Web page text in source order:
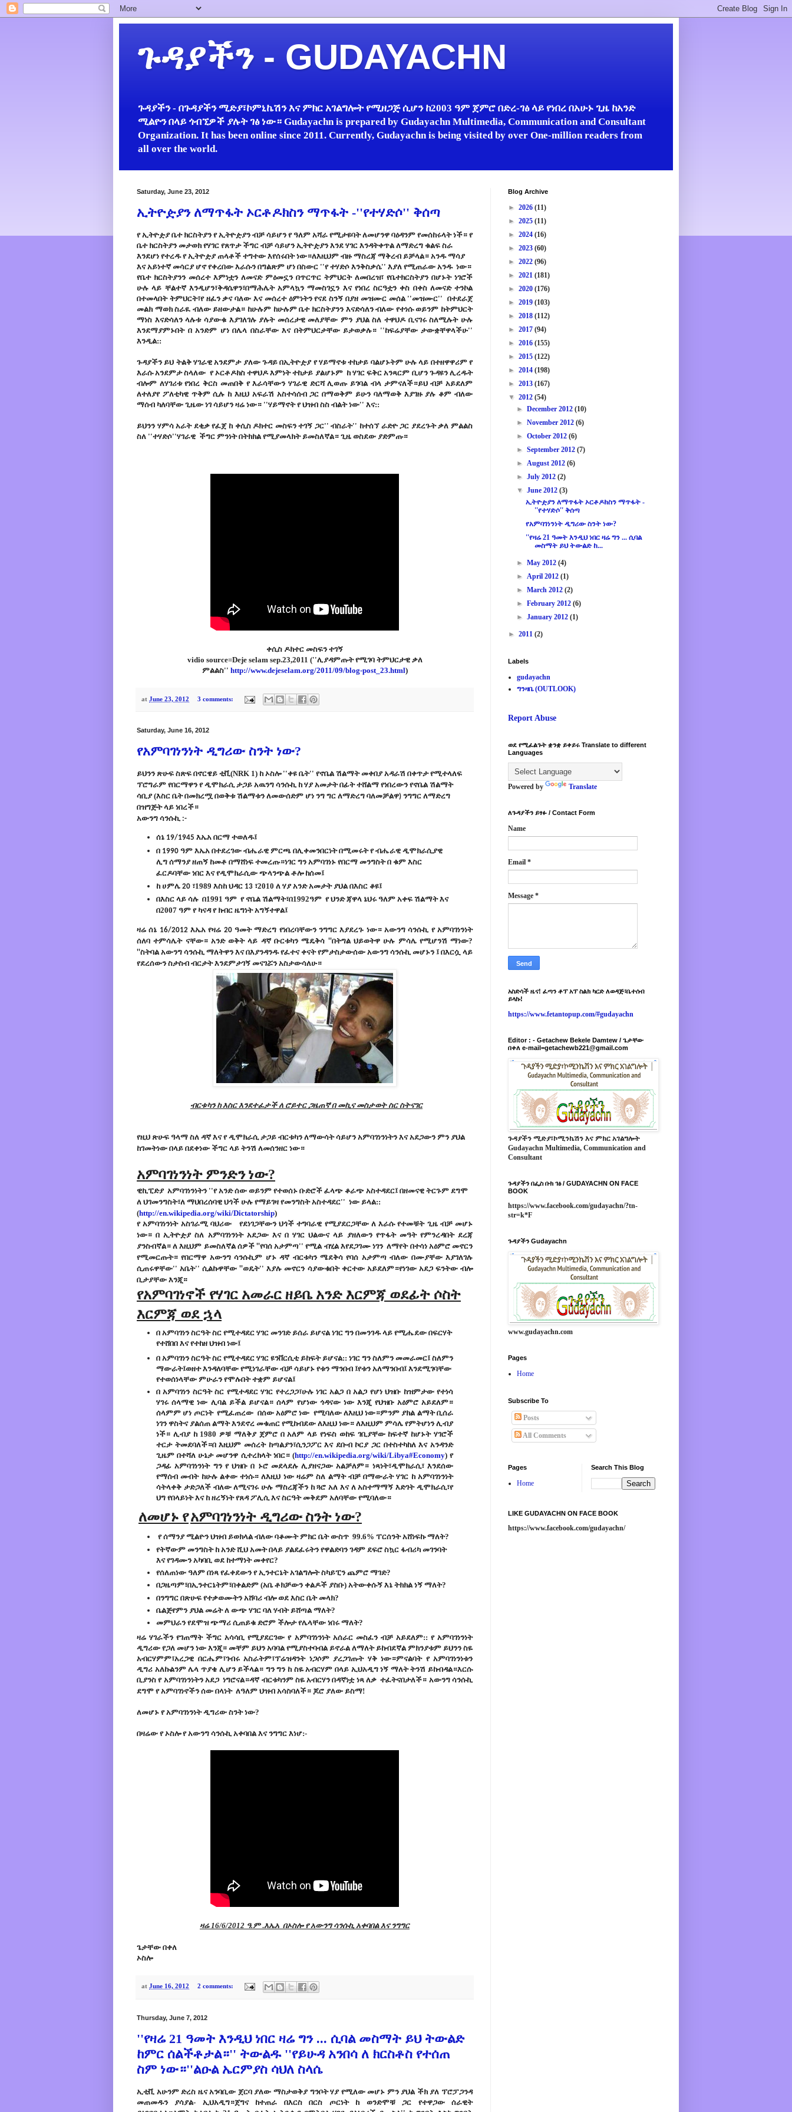
ጉዳያችን - GUDAYACHN
ጉዳያችን - በጉዳያችን ሚድያ፣ኮምኒኬሽን እና ምክር አገልግሎት የሚዘጋጅ ሲሆን ከ2003 ዓም ጀምሮ በድረ-ገፅ ላይ የነበረ በአሁኑ ጊዜ ከአንድ
ሚልዮን በላይ ጎብኚዎች ያሉት ገፅ ነው። Gudayachn is prepared by Gudayachn Multimedia, Communication and Consultant
Organization. It has been online since 2011. Currently, Gudayachn is being visited by over One-million readers from
all over the world.
Saturday, June 23, 2012
ኢትዮዽያን ለማጥፋት ኦርቶዶክስን ማጥፋት -''የተሃድሶ'' ቅሰጣ
የ ኢትዮዽያ ቤተ ክርስትያን የ ኢትዮዽያን ብቻ ሳይሆን የ ዓለም አሻራ የሚታዩባት ለመሆንዋ ባዕዳንም የመሰከሩላት ነች። የ
ቤተ ክርስትያን መታወክ የሃገር የጸጥታ ችግር ብቻ ሳይሆን ኢትዮዽያን እንደ ሃገር እንዳትቀጥል ለማድረግ ቁልፍ ስራ
እንደሆነ የተረዱ የ ኢትዮዽያ ጠላቶች ተግተው እየሰሩበት ነው።ለእዚህም ብዙ ማስረጃ ማቅረብ ይቻላል። አንዱ ማሳያ
እና አይነተኛ መሳርያ ሆኖ የቀረበው እራሱን በግልጽም ሆነ በስውር ''የ ተሃድሶ እንቅስቃሴ'' እያለ የሚጠራው አንዱ ነው።
የቤተ ክርስትያንን መሰረተ እምነቷን ለመናድ ምዕመኗን በጥርጥር ትምህርት ለመበረዝ፣ የቤተክርስትያን በሆኑት ነገሮች
ሁሉ ላይ ቸልተኛ እንዲሆን፣ቅዳሴዋን፣በማሕሌት አምላኳን ማመስገኗን እና የነበረ ስርዓቷን ቀስ በቀስ ለመናድ ተንኮል
በተመላበት ትምህርት፣የ ዘፈን ቃና ባለው እና መሰረተ ዕምነትን የናደ ስንኝ በያዘ መዝሙር መሰል ''መዝሙር'' በተደራጀ
መልክ ማወክ ስራዪ ብለው ይዘውታል። ከሁሉም ከሁሉም ቤተ ክርስትያንን እናድሳለን ብለው የተነሱ ወይንም ከትምህርት
ማነስ እናድሳለን ላሉቱ ሳያውቁ እያገለገሉ ያሉት መሰረታዊ መለያቸው ምን ያህል ስለ ተዋህዶ ቢናገሩ ስለሚሉት ሁሉ
እንደማያምኑበት በ አንድም ሆነ በሌላ በስራቸው እና በትምህርታቸው ይታወቃሉ። ''ከፍሬያቸው ታውቋቸዋላችሁ''
እንዲል::
ጉዳያችን ይህ ትልቅ ሃገራዊ አንደምታ ያለው ጉዳይ በኢትዮዽያ የ ሃይማኖቱ ተከታይ ባልሆኑትም ሁሉ ላይ በተዘዋዋሪም የ
እራሱ አንደምታ ስላለው የ ኦርቶዶክስ ተዋህዶ እምነት ተከታይ ያልሆኑም ከ ሃገር ፍቅር አንጻርም ቢሆን ጉዳዩን ሊረዱት
ብሎም ለሃገሪቱ የነበረ ቅርስ መጠበቅ የ እራሳቸውን ሃገራዊ ድርሻ ሊወጡ ይገባል ብላ ታምናለች።ይህ ብቻ አይደለም
ለተለያየ ፖለቲካዊ ጥቅም ሲሉ ከ እዚህ አፍራሽ አስተሳሰብ ጋር በማወቅም ይሁን ባለማወቅ እያገዙ ያሉ ቆም ብለው
ማሰብ ካለባቸው ጊዜው ነገ ሳይሆን ዛሬ ነው። ''ሃይማኖት የ ህዝብ ስስ ብልት ነው'' እና::
ይህንን ሃምሳ አራት ደቂቃ የፈጀ ከ ቀሲስ ዶክተር መስፍን ተገኝ ጋር'' ብስራት'' ከተሰኘ ራድዮ ጋር ያደረጉት ቃለ ምልልስ
ስለ ''ተሃድሶ''ሃገራዊ ችግር ምንነት በትክክል የሚያመላክት ይመስለኛል። ጊዜ ወስደው ያድምጡ።
ቀሲስ ዶክተር መስፍን ተገኝ
vidio source=Deje selam sep.23,2011 (''ሊያዳምጡት የሚገባ ትምህርታዊ ቃለ
ምልልስ'' http://www.dejeselam.org/2011/09/blog-post_23.html)
at June 23, 2012 3 comments:
Saturday, June 16, 2012
የአምባገነንነት ዲግሪው ስንት ነው?
ይህንን ጽሁፍ ስጽፍ በኖርዌይ ቲቪ(NRK 1) ከ ኦስሎ ''ቀዩ ቤት'' የኖቤል ሽልማት መቀበያ አዳራሽ በቀጥታ የሚተላለፍ
ፕሮግራም የበርማዋን የ ዲሞክራሲ ታጋይ አዉንግ ሳንሱኪ ከ ሃያ አመታት በፊት ተሸልማ የነበረውን የኖቤል ሽልማት
ሳቢያ (እስር ቤት በመክረሟ በወቅቱ ሽልማቱን ለመውሰድም ሆነ ንግ ግር ለማድረግ ባለመቻልዋ) ንግግር ለማድረግ
በዝግጅት ላይ ነበረች።
አውንግ ሳንሱኪ:-
ሰኔ 19/1945 እኤአ በርማ ተወለዱ፤
በ 1990 ዓም እኤአ በተደረገው ብሔራዊ ምርጫ በሊቀመንበርነት በሚመሩት የ ብሔራዊ ዲሞክራሲያዊ
ሊግ ሰማንያ ዘጠኝ ከመቶ በማሸነፍ ተመረጡ።ነገር ግን አምባገነኑ የበርማ መንግስት በ ቁም እስር
ፈርዶባቸው ነበር እና የዲሞክራሲው ጭላንጭል ቶሎ ከሰመ፤
ከ ሀምሌ 20 ፣1989 እስከ ህዳር 13 ፣2010 ለ ሃያ አንድ አመታት ያህል በእስር ቆዩ፤
በእስር ላይ ሳሉ በ1991 ዓም የ ኖቤል ሽልማት፣በ1992ዓም የ ህንድ ጃዋላ ኔህሩ ዓለም አቀፍ ሽልማት እና
በ2007 ዓም የ ካናዳ የ ክብር ዜግነት አግኝተዋል፤
ዛሬ ሰኔ 16/2012 እኤአ የዛሬ 20 ዓመት ማድረግ የነበረባቸውን ንግግር እያደረጉ ነው። አውንግ ሳንሱኪ የ አምባገነንነት
ሰለባ ተምሳሌት ናቸው። አንድ ወቅት ላይ ዳኛቡርቱካን ሜዴቅሳ ''በትግል ህይወትዋ ሁሉ ምሳሌ የሚሆንሽ ማነው?
''ስትባል አውንግ ሳንሱኪ ማለትዋን እና በእያንዳንዱ የፈተና ቀናት የምታስታውሰው አውንግ ሳንሱኪ መሆኑን ፤ በእርሷ ላይ
የደረሰውን ስታስብ ብርታት እንደምታገኝ መናገሯን አስታውሳለሁ።
ብርቱካን ከ እስር እንደተፈታች ለ ሮይተር ጋዜጠኛ በ መኪና መስታወት ስር ስትናገር
የዚህ ጽሁፍ ዓላማ ስለ ዳኛ እና የ ዲሞክራሲ ታጋይ ብርቱካን ለማውሳት ሳይሆን አምባገነንነትን እና አደጋውን ምን ያህል
ከገመትነው በላይ በደቀነው ችግር ላይ ትንሽ ለመሰንዘር ነው።
አምባገነንነት ምንድን ነው?
ዊኪፒድያ አምባገነንነትን ''የ አንድ ሰው ወይንም የተወሰኑ ቡድሮች ፈላጭ ቆራጭ አስተዳደር፤ በዘመናዊ ትርጉም ደግሞ
ለ ህገመንግስት፣ለ ማህበረሰባዊ ህጎች ሁሉ የማይገዛ የመንግስት አስተዳደር'' ነው ይላል::
(http://en.wikipedia.org/wiki/Dictatorship)
የ አምባገነንነት አስገራሚ ባህሪው የደነገጋቸውን ህጎች ተግባራዊ የሚያደርጋቸው ለ እራሱ የተመቹት ጊዜ ብቻ መሆኑ
ነው። በ ኢትዮዽያ ስለ አምባገነንነት አደጋው እና በ ሃገር ህልውና ላይ ያዘለውን የጥፋት መዓት የምንረዳበት ደረጃ
ያንስብኛል። ለ እዚህም ይመስለኛል ሰዎች''የባሰ አታምጣ'' የሚል ብሂል እየደጋገሙ ነገን ለማየት በተሳነ አዕምሮ መኖርን
የሚመርጡት። የበርማዋ አውንግ ሳንሱኪም ሆኑ ዳኛ ብርቱካን ሜደቅሳ የባሰ አታምጣ ብለው በሙያቸው እያገለገሉ
ሲጠሩዋቸው'' አቤት'' ሲልኩዋቸው ''ወዴት'' እያሉ መኖርን ሳያውቁበት ቀርተው አይደለም።የነገው አደጋ ፍንትው ብሎ
ቢታያቸው እንጂ።
የአምባገነኖች የሃገር አመራር ዘይቤ አንድ እርምጃ ወደፊት ሶስት
እርምጃ ወደ ኋላ
በ አምባገነን ስርዓት ስር የሚተዳደር ሃገር መንገድ ይሰራ ይሆናል ነገር ግን በመንገዱ ላይ የሚሔደው በፍርሃት
የተሸበበ እና የተከዘ ህዝብ ነው፤
በ አምባገነን ስርዓት ስር የሚተዳደር ሃገር ዩንቨርሲቲ ይከፍት ይሆናል:: ነገር ግን ስለምን መመራመር፤ ስለምን
ማውራት፤ወዘተ እንዳለባቸው የሚነገራቸው ብቻ ሳይሆኑ የቱን ማንበብ ፤የቱን አለማንበብ፤ እንደሚገባቸው
የተወሰነላቸው ምሁራን የሞሉበት ተቋም ይሆናል፤
በ አምባገነን ስርዓት ስር የሚተዳደር ሃገር የተረጋጋ፣ሁሉ ነገር አልጋ በ አልጋ የሆነ ህዝቡ ከዝምታው የተነሳ
ሃገሩ ሰላማዊ ነው ሊባል ይችል ይሆናል። ሰላም የሆነው ጎዳናው ነው እንጂ የህዝቡ አዕምሮ አይደለም።
ሰላምም ሆነ ጦርነት የሚፈጠረው በሰው አዕምሮ ነው የሚባለው ለእዚህ ነው።ምንም ያክል ልማት ቢሰራ
ነገን ዋስትና ያልሰጠ ልማት እንደኖረ መቁጠር የሚከብደው ለእዚህ ነው። ለእዚህም ምሳሌ የምትሆነን ሊብያ
ነች። ሊብያ ከ 1980 ዎቹ ማለቅያ ጀምሮ በ አለም ላይ የነፍስ ወከፍ ገቢያቸው ከፍተኛ ከሆኑት ሃገሮች
ተርታ ትመደባለች።በ እዚህም መሰረት ከጣልያን፣ሲንጋፖር እና ደቡብ ኮርያ ጋር በተስተካከለ እና አንዳንድ
ጊዜም በተሻለ ሁኔታ መሆንዋ ሲተረክላት ነበር። (http://en.wikipedia.org/wiki/Libya#Economy) የ
ጋዳፊ አምባገነንነት ግን የ ህዝቡ በ ኑሮ መደላደሉ ሊያዘናጋው አልቻለም። ነጻነት፣ዲሞክራሲ፣ እንደሰው
የማሰብ መብት ከሁሉ ልቀው ተነሱ። ለእዚህ ነው ዛሬም ስለ ልማት ብቻ በማውራት ሃገር ከ አምባገነንነት
ሳትላቀቅ ታድጋለች ብለው ለሚናገሩ ሁሉ ማስረጃችን ከ ጓሮ አለ እና ለ አስተማማኝ እድገት ዲሞክራሲ፣የ
ህግ የበላይነት እና ከ ዘረኝነት የጸዳ ፖሊሲ እና ስርዓት መቅደም አለባቸው የሚባለው።
ለመሆኑ የአምባገነንነት ዲግሪው ስንት ነው?
የ ሰማንያ ሚልዮን ህዝብ ይወክላል ብለው ባቆሙት ምክር ቤት ውስጥ 99.6% ፐርሰንት አሸነፍኩ ማለት?
የትኛውም መንግስት ከ አንድ ሺህ አመት በላይ ያልደፈሩትን የዋልድባን ገዳም ደፍሮ ስኳር ፋብሪካ መገንባት
እና የገዳሙን አካባቢ ወደ ከተማነት መቀየር?
የሰለጠነው ዓለም በነጻ የፈቀደውን የ ኢንተርኔት አገልግሎት ስካይፒን ጨምሮ ማገድ?
በጋዜጣም፣በኢንተርኔትም፣በቀልድም (አቤ ቶክቻውን ቀልዶች ያስቡ) አትውቀሱኝ እኔ ትክክል ነኝ ማለት?
በንግግር በጽሁፍ የተቃወሙትን አሸባሪ ብሎ ወደ እስር ቤት መላክ?
ቤልጅየምን ያህል መሬት ለ ውጭ ሃገር ባለ ሃብት ይሸጣል ማለት?
መምህራን የደሞዝ ጭማሪ ሲጠይቁ ድሮም ችሎታ የሌላቸው ነበሩ ማለት?
ዛሬ ሃገራችን የገጠማት ችግር አሳሳቢ የሚያደርገው የ አምባገነንነት አሰራር መስፈን ብቻ አይደለም:: የ አምባገነንነት
ዲግሪው የጋለ መሆን ነው እንጂ። መቸም ይህን አባባል የሚያስተባብል ይኖራል ለማለት ይከብደኛል ምክንያቱም ይህንን ስዬ
አብርሃምም፣አረጋዊ በርሔም፣ገብሩ አስራትም፣ፕሬዝዳንት ነጋሶም ያረጋገጡት ሃቅ ነው።ምናልባት የ አምባገነንነቱን
ዲግሪ አለኩልንም ሌላ ጥያቄ ሊሆን ይችላል። ግን ግን ከ ስዬ አብርሃም በላይ ኢህአዲግ ነኝ ማለት ትንሽ ይከብዳል።እርሱ
ቢያንስ የ አምባገነንነትን አደጋ ነግሮናል።ዳኛ ብርቱካንም ስዬ አብርሃን በዳኛነቷ ነጻ ለቃ ተፈትናበታለች። አውንግ ሳንሱኪ
ደግሞ የ አምባገነኖችን ሰው በላነት ለዓለም ህዝብ አሳስባለች። ጆሮ ያለው ይስማ!
ለመሆኑ የ አምባገነንነት ዲግሪው ስንት ነው?
በዛሬው የ ኦስሎ የ አውንግ ሳንሱኪ አቀባበል እና ንግግር እነሆ:-
ዛሬ 16/6/2012 ዓ.ም.እኤአ በኦስሎ የ አውንግ ሳንሱኪ አቀባበል እና ንግግር
ጌታቸው በቀለ
ኦስሎ
at June 16, 2012 2 comments:
Thursday, June 7, 2012
''የዛሬ 21 ዓመት እንዲህ ነበር ዛሬ ግን ... ሲባል መስማት ይህ ትውልድ
ከምር ሰልችቶታል።'' ትውልዱ ''የይሁዳ አንበሳ ለ ክርስቶስ የተሰጠ
ስም ነው።''ልዑል ኤርምያስ ሳህለ ስላሴ
ኢቲቪ አሁንም ድረስ ዜና አንባቢው ጀርባ ያለው ማስታወቅያ ግንቦት ሃያ የሚለው መሆኑ ምን ያህል ችክ ያለ ፕሮፓጋንዳ
መጠመዱን ያሳያል- ኢህአዲግ።ጀግና ከተጠራ በእርስ በርስ ጦርነት ከ ወንድሞቹ ጋር የተዋጋው ሰራዊት
Blog Archive
► 2026 (11)
► 2025 (11)
► 2024 (16)
► 2023 (60)
► 2022 (96)
► 2021 (181)
► 2020 (176)
► 2019 (103)
► 2018 (112)
► 2017 (94)
► 2016 (155)
► 2015 (122)
► 2014 (198)
► 2013 (167)
▼ 2012 (54)
►December 2012(10)
►November 2012(6)
►October 2012(6)
►September 2012(7)
►August 2012(6)
►July 2012(2)
▼June 2012(3)
ኢትዮዽያን ለማጥፋት ኦርቶዶክስን ማጥፋት -
''የተሃድሶ'' ቅሰጣ
የአምባገነንነት ዲግሪው ስንት ነው?
''የዛሬ 21 ዓመት እንዲህ ነበር ዛሬ ግን ... ሲባል
መስማት ይህ ትውልድ ከ...
►May 2012(4)
►April 2012(1)
►March 2012(2)
►February 2012(6)
►January 2012(1)
► 2011 (2)
Labels
gudayachn
ግንዛቤ (OUTLOOK)
Report Abuse
ወደ የሚፈልጉት ቋንቋ ይቀይሩ Translate to different
Languages
Powered by Translate
ለጉዳያችን ይፃፉ / Contact Form
Name
Email *
Message *
አስድሳች ዜና! ፈጣን ቶፕ አፕ ስልክ ካርድ ለወዳጅ፣ቤተሰብ
ይላኩ!
https://www.fetantopup.com/#gudayachn
Editor : - Getachew Bekele Damtew / ጌታቸው
በቀለ e-mail=getachewb221@gmail.com
ጉዳያችን ሚድያ፣ኮሚንኬሽን እና ምክር አገልግሎት
Gudayachn Multimedia, Communication and
Consultant
ጉዳያችን በፌስ ቡክ ገፅ / GUDAYACHN ON FACE
BOOK
https://www.facebook.com/gudayachn/?tn-
str=k*F
ጉዳያችን Gudayachn
www.gudayachn.com
Pages
Home
Subscribe To
Posts
All Comments
Pages
Home
Search This Blog
LIKE GUDAYACHN ON FACE BOOK
https://www.facebook.com/gudayachn/